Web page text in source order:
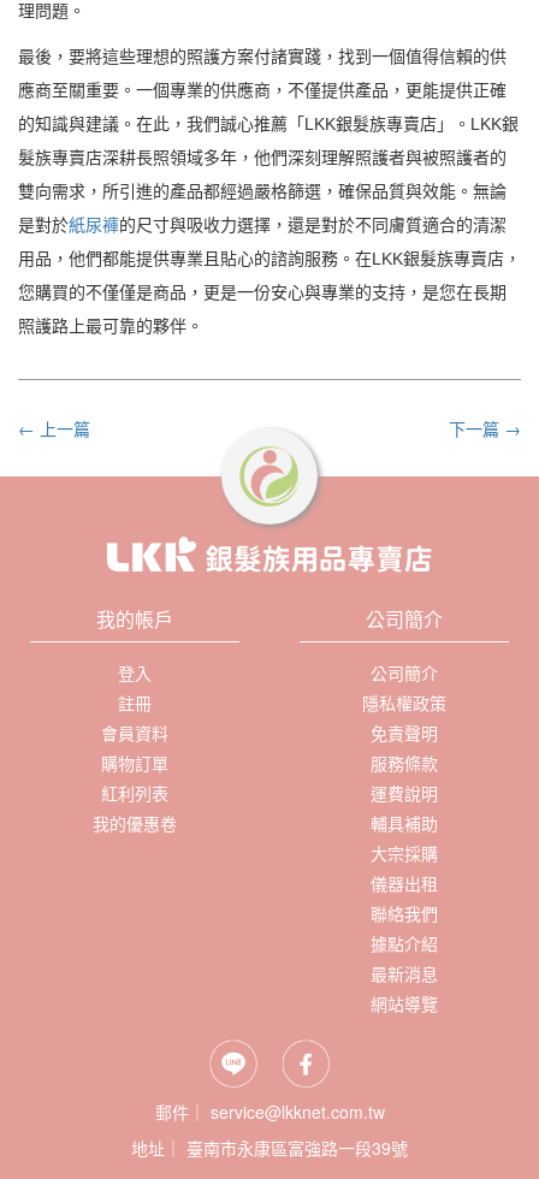
理問題。
最後，要將這些理想的照護方案付諸實踐，找到一個值得信賴的供
應商至關重要。一個專業的供應商，不僅提供產品，更能提供正確
的知識與建議。在此，我們誠心推薦「LKK銀髮族專賣店」。LKK銀
髮族專賣店深耕長照領域多年，他們深刻理解照護者與被照護者的
雙向需求，所引進的產品都經過嚴格篩選，確保品質與效能。無論
是對於紙尿褲的尺寸與吸收力選擇，還是對於不同膚質適合的清潔
用品，他們都能提供專業且貼心的諮詢服務。在LKK銀髮族專賣店，
您購買的不僅僅是商品，更是一份安心與專業的支持，是您在長期
照護路上最可靠的夥伴。
← 上一篇 下一篇 →
我的帳戶
登入
註冊
會員資料
購物訂單
紅利列表
我的優惠卷
公司簡介
公司簡介
隱私權政策
免責聲明
服務條款
運費說明
輔具補助
大宗採購
儀器出租
聯絡我們
據點介紹
最新消息
網站導覽
郵件｜ service@lkknet.com.tw
地址｜